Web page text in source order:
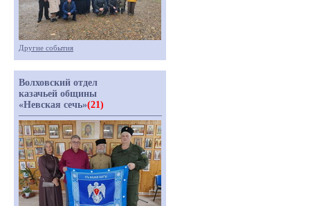
Другие события
Волховский отдел
казачьей общины
«Невская сечь»(21)